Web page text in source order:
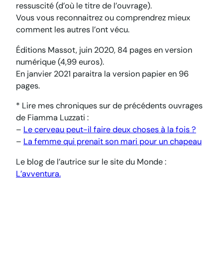
ressuscité (d’où le titre de l’ouvrage).
Vous vous reconnaitrez ou comprendrez mieux
comment les autres l’ont vécu.
Éditions Massot, juin 2020, 84 pages en version
numérique (4,99 euros).
En janvier 2021 paraitra la version papier en 96
pages.
* Lire mes chroniques sur de précédents ouvrages
de Fiamma Luzzati :
– Le cerveau peut-il faire deux choses à la fois ?
– La femme qui prenait son mari pour un chapeau
Le blog de l’autrice sur le site du Monde:
L’avventura.